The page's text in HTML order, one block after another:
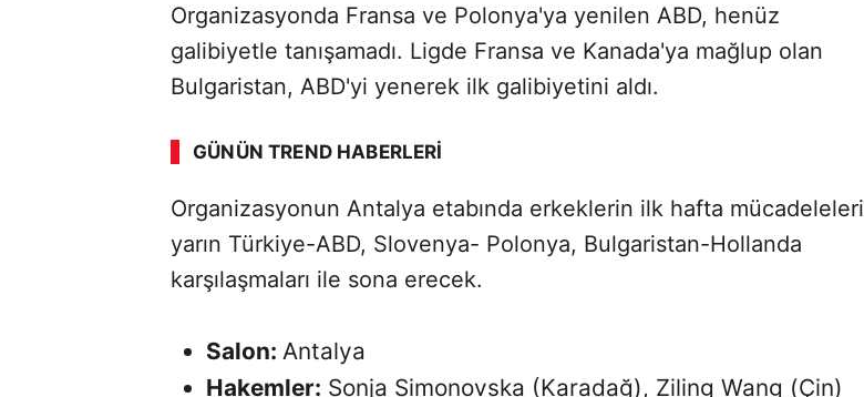
Organizasyonda Fransa ve Polonya'ya yenilen ABD, henüz
galibiyetle tanışamadı. Ligde Fransa ve Kanada'ya mağlup olan
Bulgaristan, ABD'yi yenerek ilk galibiyetini aldı.
GÜNÜN TREND HABERLERI
Organizasyonun Antalya etabında erkeklerin ilk hafta mücadeleleri
yarın Türkiye-ABD, Slovenya- Polonya, Bulgaristan-Hollanda
karşılaşmaları ile sona erecek.
Salon: Antalya
Hakemler: Sonja Simonovska (Karadağ), Ziling Wang (Çin)